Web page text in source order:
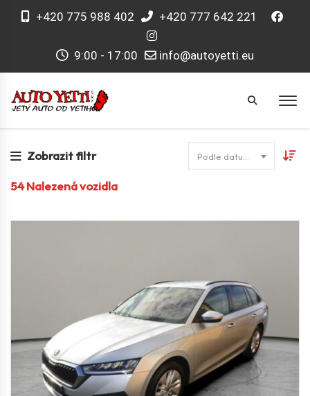
+420 775 988 402 +420 777 642 221
9:00 - 17:00 info@autoyetti.eu
Zobrazit filtr
54Nalezená vozidla